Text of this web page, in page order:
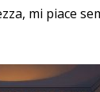
mi piace